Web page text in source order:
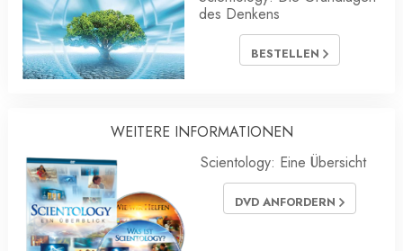
des Denkens
BESTELLEN
WEITERE INFORMATIONEN
Scientology: Eine Übersicht
DVD ANFORDERN